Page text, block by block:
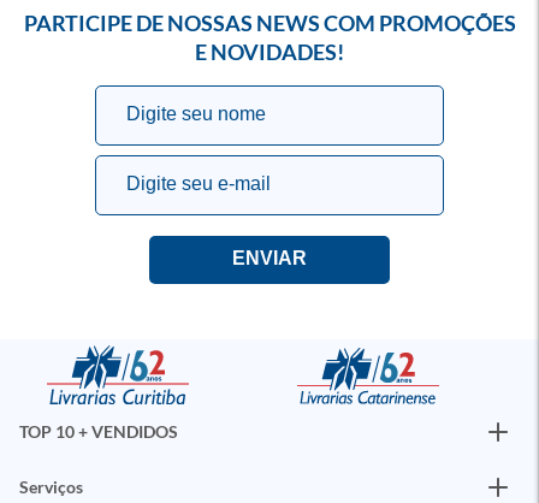
PARTICIPE DE NOSSAS NEWS COM PROMOÇÕES
E NOVIDADES!
TOP 10 + VENDIDOS
Serviços